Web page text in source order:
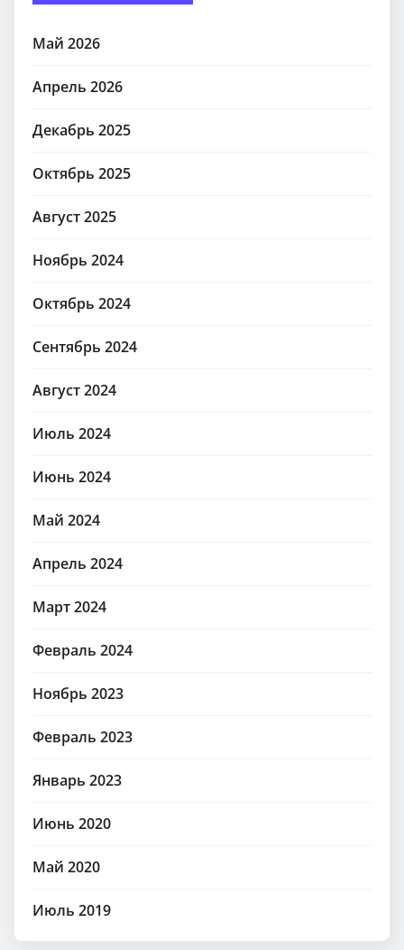
Май 2026
Апрель 2026
Декабрь 2025
Октябрь 2025
Август 2025
Ноябрь 2024
Октябрь 2024
Сентябрь 2024
Август 2024
Июль 2024
Июнь 2024
Май 2024
Апрель 2024
Март 2024
Февраль 2024
Ноябрь 2023
Февраль 2023
Январь 2023
Июнь 2020
Май 2020
Июль 2019